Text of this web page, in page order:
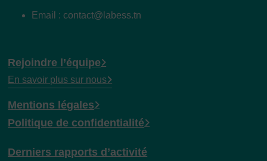
Email : contact@labess.tn
Rejoindre l’équipe
En savoir plus sur nous
Mentions légales
Politique de confidentialité
Derniers rapports d’activité